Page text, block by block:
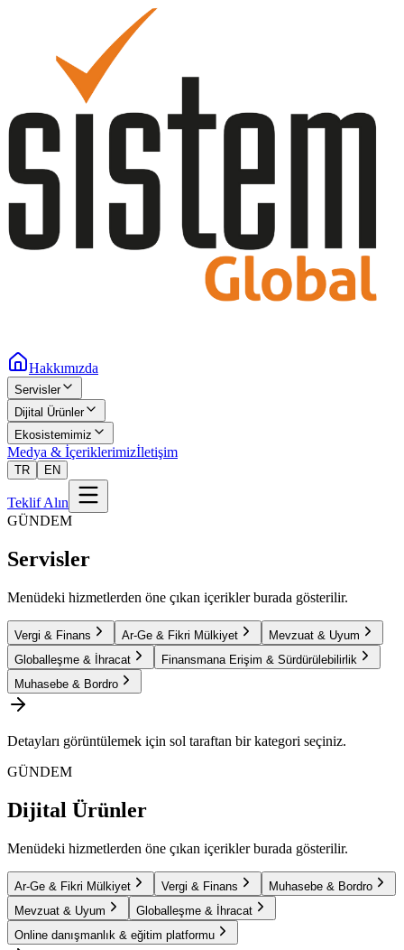
Hakkımızda
Servisler
Dijital Ürünler
Ekosistemimiz
Medya & İçeriklerimizİletişim
TR EN
Teklif Alın
GÜNDEM
Servisler
Menüdeki hizmetlerden öne çıkan içerikler burada gösterilir.
Vergi & Finans Ar-Ge & Fikri Mülkiyet
Mevzuat & Uyum
Globalleşme & İhracat
Finansmana Erişim & Sürdürülebilirlik
Muhasebe & Bordro
Detayları görüntülemek için sol taraftan bir kategori seçiniz.
GÜNDEM
Dijital Ürünler
Menüdeki hizmetlerden öne çıkan içerikler burada gösterilir.
Ar-Ge & Fikri Mülkiyet Vergi & Finans
Muhasebe & Bordro
Mevzuat & Uyum
Globalleşme & İhracat
Online danışmanlık & eğitim platformu